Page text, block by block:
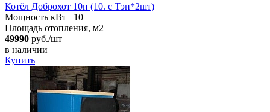
Котёл Доброхот 10п (10. с Тэн*2шт)
Мощность кВт
10
Площадь отопления, м2
49990 руб./шт
в наличии
Купить